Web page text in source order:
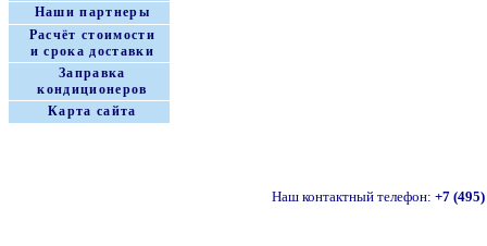
Наши партнеры
Расчёт стоимости
и срока доставки
Заправка
кондиционеров
Карта сайта
Наш контактный телефон: +7